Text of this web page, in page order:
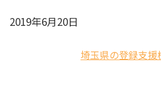
2019年6月20日
埼玉県の登録支援